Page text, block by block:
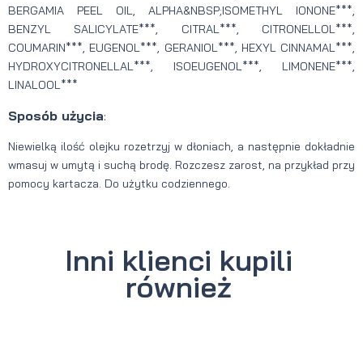
BERGAMIA PEEL OIL, ALPHA&NBSP;ISOMETHYL IONONE***,
BENZYL SALICYLATE***, CITRAL***, CITRONELLOL***,
COUMARIN***, EUGENOL***, GERANIOL***, HEXYL CINNAMAL***,
HYDROXYCITRONELLAL***, ISOEUGENOL***, LIMONENE***,
LINALOOL***
Sposób użycia:
Niewielką ilość olejku rozetrzyj w dłoniach, a następnie dokładnie
wmasuj w umytą i suchą brodę. Rozczesz zarost, na przykład przy
pomocy kartacza. Do użytku codziennego.
Inni klienci kupili
również